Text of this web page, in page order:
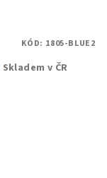
Skladem v ČR
KÓD: 1805-BLUE2